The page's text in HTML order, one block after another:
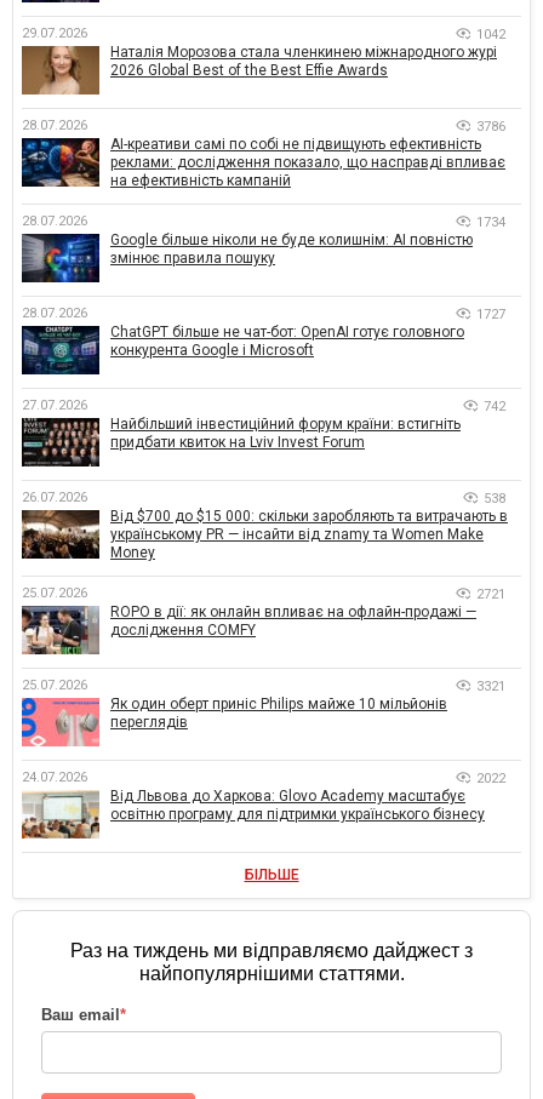
29.07.2026 1042
Наталія Морозова стала членкинею міжнародного журі
2026 Global Best of the Best Effie Awards
28.07.2026 3786
AI-креативи самі по собі не підвищують ефективність
реклами: дослідження показало, що насправді впливає
на ефективність кампаній
28.07.2026 1734
Google більше ніколи не буде колишнім: AI повністю
змінює правила пошуку
28.07.2026 1727
ChatGPT більше не чат-бот: OpenAI готує головного
конкурента Google і Microsoft
27.07.2026 742
Найбільший інвестиційний форум країни: встигніть
придбати квиток на Lviv Invest Forum
26.07.2026 538
Від $700 до $15 000: скільки заробляють та витрачають в
українському PR — інсайти від znamy та Women Make
Money
25.07.2026 2721
ROPO в дії: як онлайн впливає на офлайн-продажі —
дослідження COMFY
25.07.2026 3321
Як один оберт приніс Philips майже 10 мільйонів
переглядів
24.07.2026 2022
Від Львова до Харкова: Glovo Academy масштабує
освітню програму для підтримки українського бізнесу
БІЛЬШЕ
Раз на тиждень ми відправляємо дайджест з
найпопулярнішими статтями.
Ваш email *